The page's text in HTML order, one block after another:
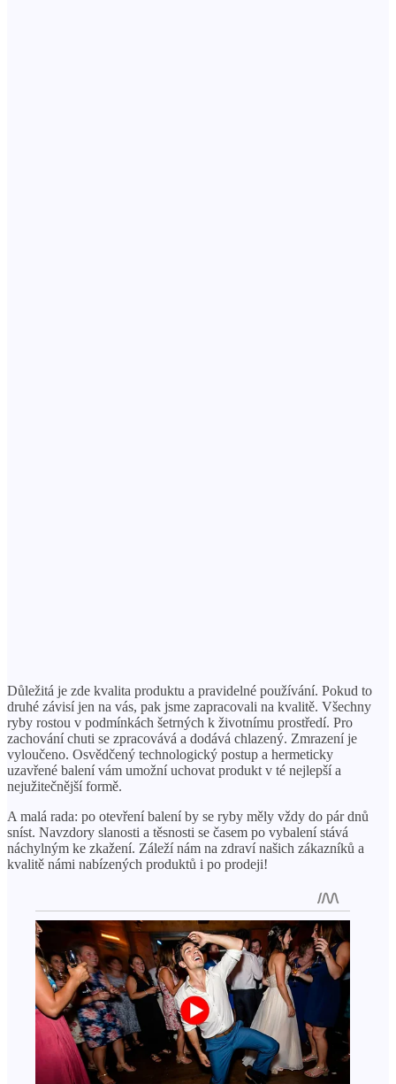
Důležitá je zde kvalita produktu a pravidelné používání. Pokud to
druhé závisí jen na vás, pak jsme zapracovali na kvalitě. Všechny
ryby rostou v podmínkách šetrných k životnímu prostředí. Pro
zachování chuti se zpracovává a dodává chlazený. Zmrazení je
vyloučeno. Osvědčený technologický postup a hermeticky
uzavřené balení vám umožní uchovat produkt v té nejlepší a
nejužitečnější formě.
A malá rada: po otevření balení by se ryby měly vždy do pár dnů
sníst. Navzdory slanosti a těsnosti se časem po vybalení stává
náchylným ke zkažení. Záleží nám na zdraví našich zákazníků a
kvalitě námi nabízených produktů i po prodeji!